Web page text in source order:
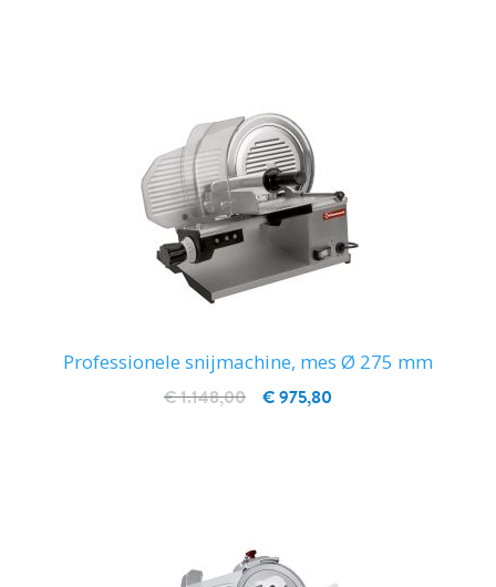
Professionele snijmachine, mes Ø 275 mm
€ 975,80
€ 1.148,00